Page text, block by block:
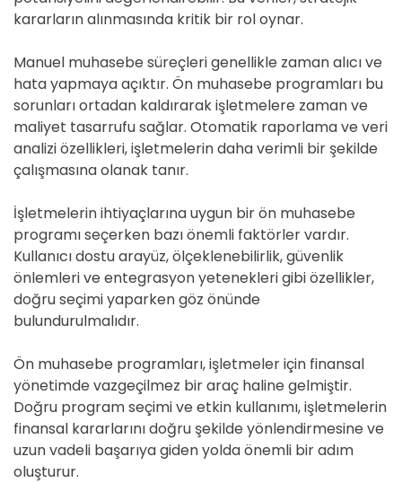
kararların alınmasında kritik bir rol oynar.
Manuel muhasebe süreçleri genellikle zaman alıcı ve
hata yapmaya açıktır. Ön muhasebe programları bu
sorunları ortadan kaldırarak işletmelere zaman ve
maliyet tasarrufu sağlar. Otomatik raporlama ve veri
analizi özellikleri, işletmelerin daha verimli bir şekilde
çalışmasına olanak tanır.
İşletmelerin ihtiyaçlarına uygun bir ön muhasebe
programı seçerken bazı önemli faktörler vardır.
Kullanıcı dostu arayüz, ölçeklenebilirlik, güvenlik
önlemleri ve entegrasyon yetenekleri gibi özellikler,
doğru seçimi yaparken göz önünde
bulundurulmalıdır.
Ön muhasebe programları, işletmeler için finansal
yönetimde vazgeçilmez bir araç haline gelmiştir.
Doğru program seçimi ve etkin kullanımı, işletmelerin
finansal kararlarını doğru şekilde yönlendirmesine ve
uzun vadeli başarıya giden yolda önemli bir adım
oluşturur.